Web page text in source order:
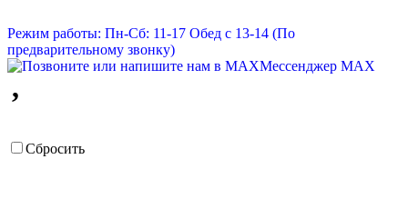
Режим работы: Пн-Сб: 11-17 Обед с 13-14 (По
предварительному звонку)
Мессенджер MAX
,
Сбросить